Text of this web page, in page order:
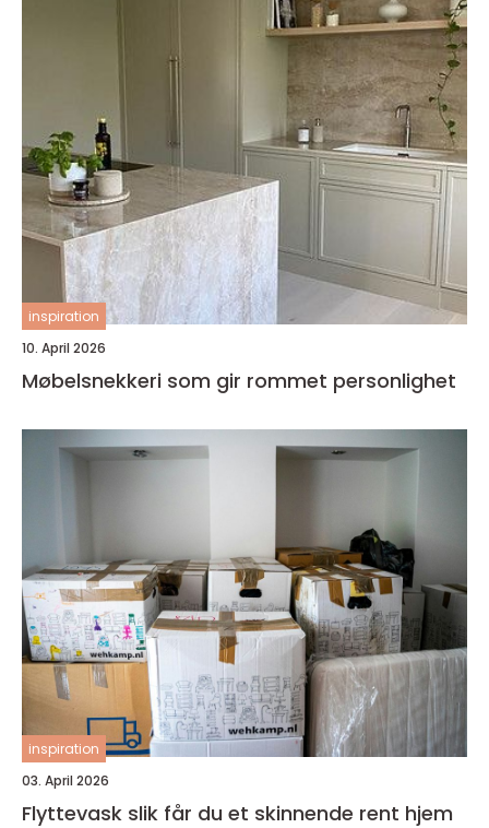
inspiration
10. April 2026
Møbelsnekkeri som gir rommet personlighet
inspiration
03. April 2026
Flyttevask slik får du et skinnende rent hjem